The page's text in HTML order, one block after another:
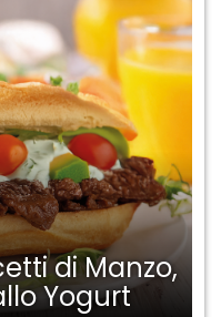
di Manzo,
Yogurt